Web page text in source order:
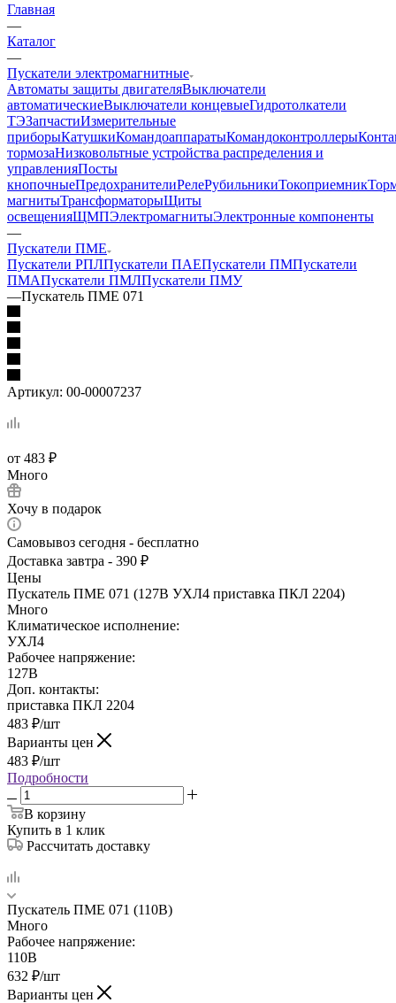
Главная
—
Каталог
—
Пускатели электромагнитные
Автоматы защиты двигателяВыключатели
автоматическиеВыключатели концевыеГидротолкатели
ТЭЗапчастиИзмерительные
приборыКатушкиКомандоаппаратыКомандоконтроллеры
тормозаНизковольтные устройства распределения и
управленияПосты
кнопочныеПредохранителиРелеРубильникиТокоприемник
магнитыТрансформаторыЩиты
освещенияЩМПЭлектромагнитыЭлектронные компоненты
—
Пускатели ПМЕ
Пускатели РПЛПускатели ПАЕПускатели ПМПускатели
ПМАПускатели ПМЛПускатели ПМУ
—Пускатель ПМЕ 071
Артикул: 00-00007237
от 483 ₽
Много
Хочу в подарок
Самовывоз сегодня - бесплатно
Доставка завтра - 390 ₽
Цены
Пускатель ПМЕ 071 (127В УХЛ4 приставка ПКЛ 2204)
Много
Климатическое исполнение:
УХЛ4
Рабочее напряжение:
127В
Доп. контакты:
приставка ПКЛ 2204
483 ₽/шт
Варианты цен
483 ₽/шт
Подробности
В корзину
Купить в 1 клик
Рассчитать доставку
Пускатель ПМЕ 071 (110В)
Много
Рабочее напряжение:
110В
632 ₽/шт
Варианты цен